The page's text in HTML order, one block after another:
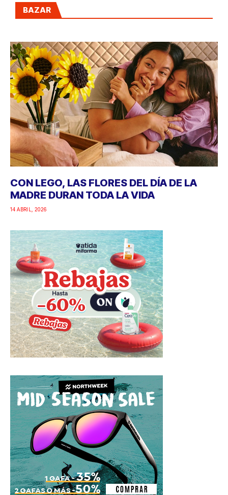
BAZAR
CON LEGO, LAS FLORES DEL DÍA DE LA
MADRE DURAN TODA LA VIDA
14 ABRIL, 2026